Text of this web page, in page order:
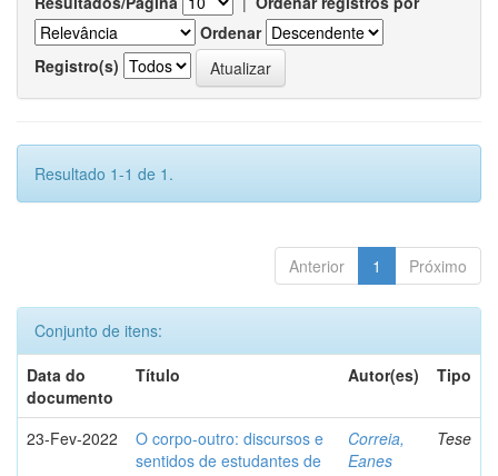
Ordenar
Registro(s)
Resultado 1-1 de 1.
Anterior 1 Próximo
Conjunto de itens:
Data do
documento
Título Autor(es) Tipo
23-Fev-2022
O corpo-outro: discursos e
sentidos de estudantes de
Correia,
Eanes
Tese